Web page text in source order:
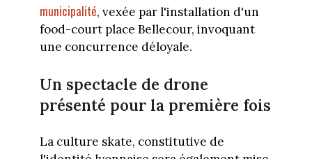
municipalité, vexée par l'installation d'un
food-court place Bellecour, invoquant
une concurrence déloyale.
Un spectacle de drone
présenté pour la première fois
La culture skate, constitutive de